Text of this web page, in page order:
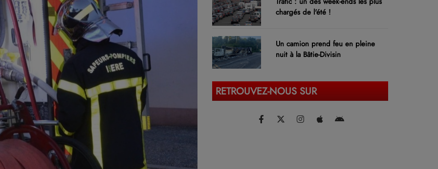
chargés de l'été !
Un camion prend feu en pleine
nuit à la Bâtie-Divisin
RETROUVEZ-NOUS SUR